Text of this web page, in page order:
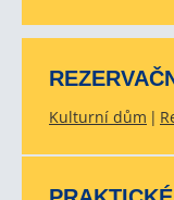
Kulturní dům